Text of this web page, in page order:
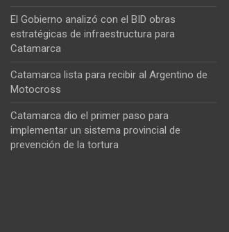
El Gobierno analizó con el BID obras
estratégicas de infraestructura para
Catamarca
Catamarca lista para recibir al Argentino de
Motocross
Catamarca dio el primer paso para
implementar un sistema provincial de
prevención de la tortura